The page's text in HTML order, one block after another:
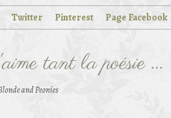
Twitter Pinterest Page Facebook
tant la poésie ...
and Peonies